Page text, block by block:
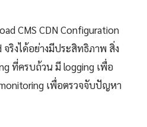
CMS CDN Configuration
ริงได้อย่างมีประสิทธิภาพ สิ่ง
ที่ครบถ้วน มี logging เพื่อ
เพื่อตรวจจับปัญหา